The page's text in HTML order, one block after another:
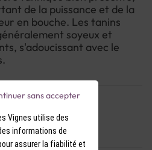
de la puissance et de la
en bouche. Les tanins
soyeux et
s'adoucissant avec le
Vignes utilise des
informations de
assurer la fiabilité et
sans accepter